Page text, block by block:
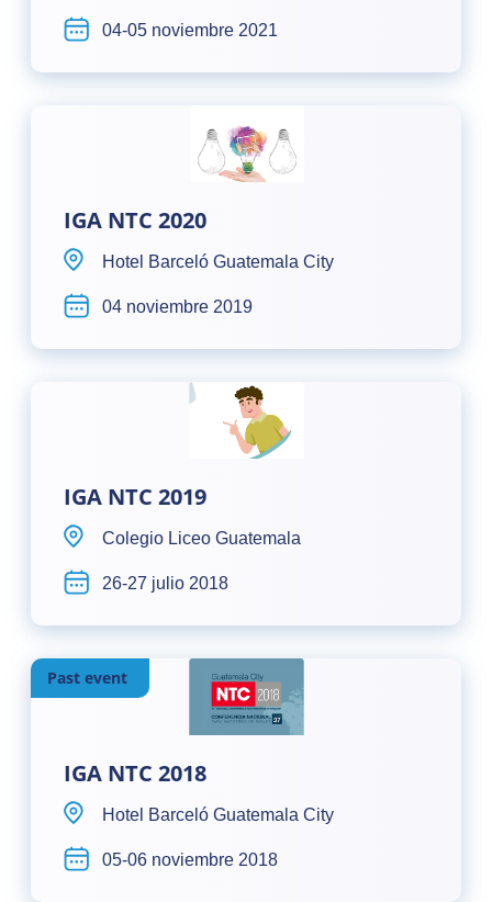
04-05 noviembre 2021
IGA NTC 2020
Hotel Barceló Guatemala City
04 noviembre 2019
IGA NTC 2019
Colegio Liceo Guatemala
26-27 julio 2018
Past event
IGA NTC 2018
Hotel Barceló Guatemala City
05-06 noviembre 2018